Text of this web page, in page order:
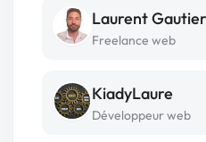
Laurent Gautier
Freelance web
KiadyLaure
Développeur web